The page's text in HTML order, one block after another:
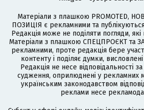
Матеріали з плашкою PROMOTED,
ПОЗИЦІЯ є рекламними та
Редакція може не поділяти погляди,
Матеріали з плашкою СПЕЦПРОЄКТ та
рекламними, проте редакція бере
контенту і поділяє думки,
Редакція не несе відповідальності
судження, оприлюднені у рекламних
українським законодавством
реклами несе